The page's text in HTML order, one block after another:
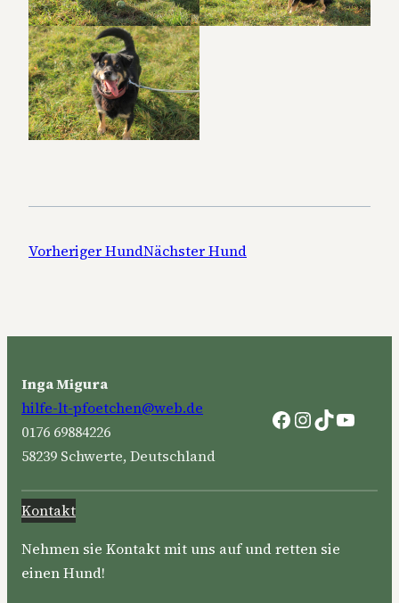
Vorheriger HundNächster Hund
Inga Migura
hilfe-lt-pfoetchen@web.de
0176 69884226
58239 Schwerte, Deutschland
Facebook
Instagram
TikTok
Kontakt
Nehmen sie Kontakt mit uns auf und retten sie
einen Hund!